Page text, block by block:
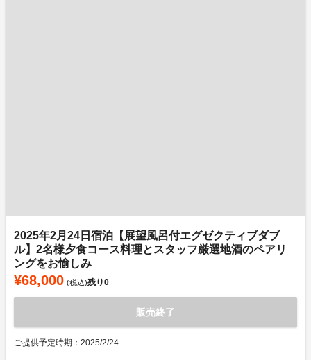
2025年2月24日宿泊【展望風呂付エグゼクティブダブ
ル】2名様夕食コース料理とスタッフ厳選地酒のペアリ
ングをお愉しみ
¥68,000 (税込)残り0
販売終了
ご提供予定時期：2025/2/24